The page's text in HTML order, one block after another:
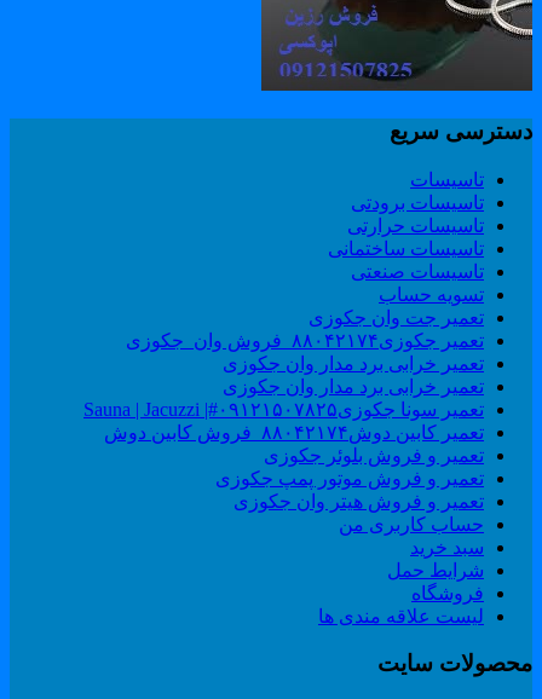
سریع
تاسیسات
تاسیسات برودتی
تاسیسات حرارتی
تاسیسات ساختمانی
تاسیسات صنعتی
تسویه حساب
تعمیر جت وان جکوزی
تعمیر جکوزی۸۸۰۴۲۱۷۴_فروش وان_جکوزی
تعمیر خرابی برد مدار وان جکوزی
تعمیر خرابی برد مدار وان جکوزی
تعمیر سونا جکوزی۰۹۱۲۱۵۰۷۸۲۵#| Sauna | Jacuzzi
تعمیر کابین دوش۸۸۰۴۲۱۷۴_فروش کابین دوش
تعمیر و فروش بلوئر جکوزی
تعمیر و فروش موتور پمپ جکوزی
تعمیر و فروش هیتر وان جکوزی
حساب کاربری من
سبد خرید
شرایط حمل
فروشگاه
لیست علاقه مندی ها
سایت